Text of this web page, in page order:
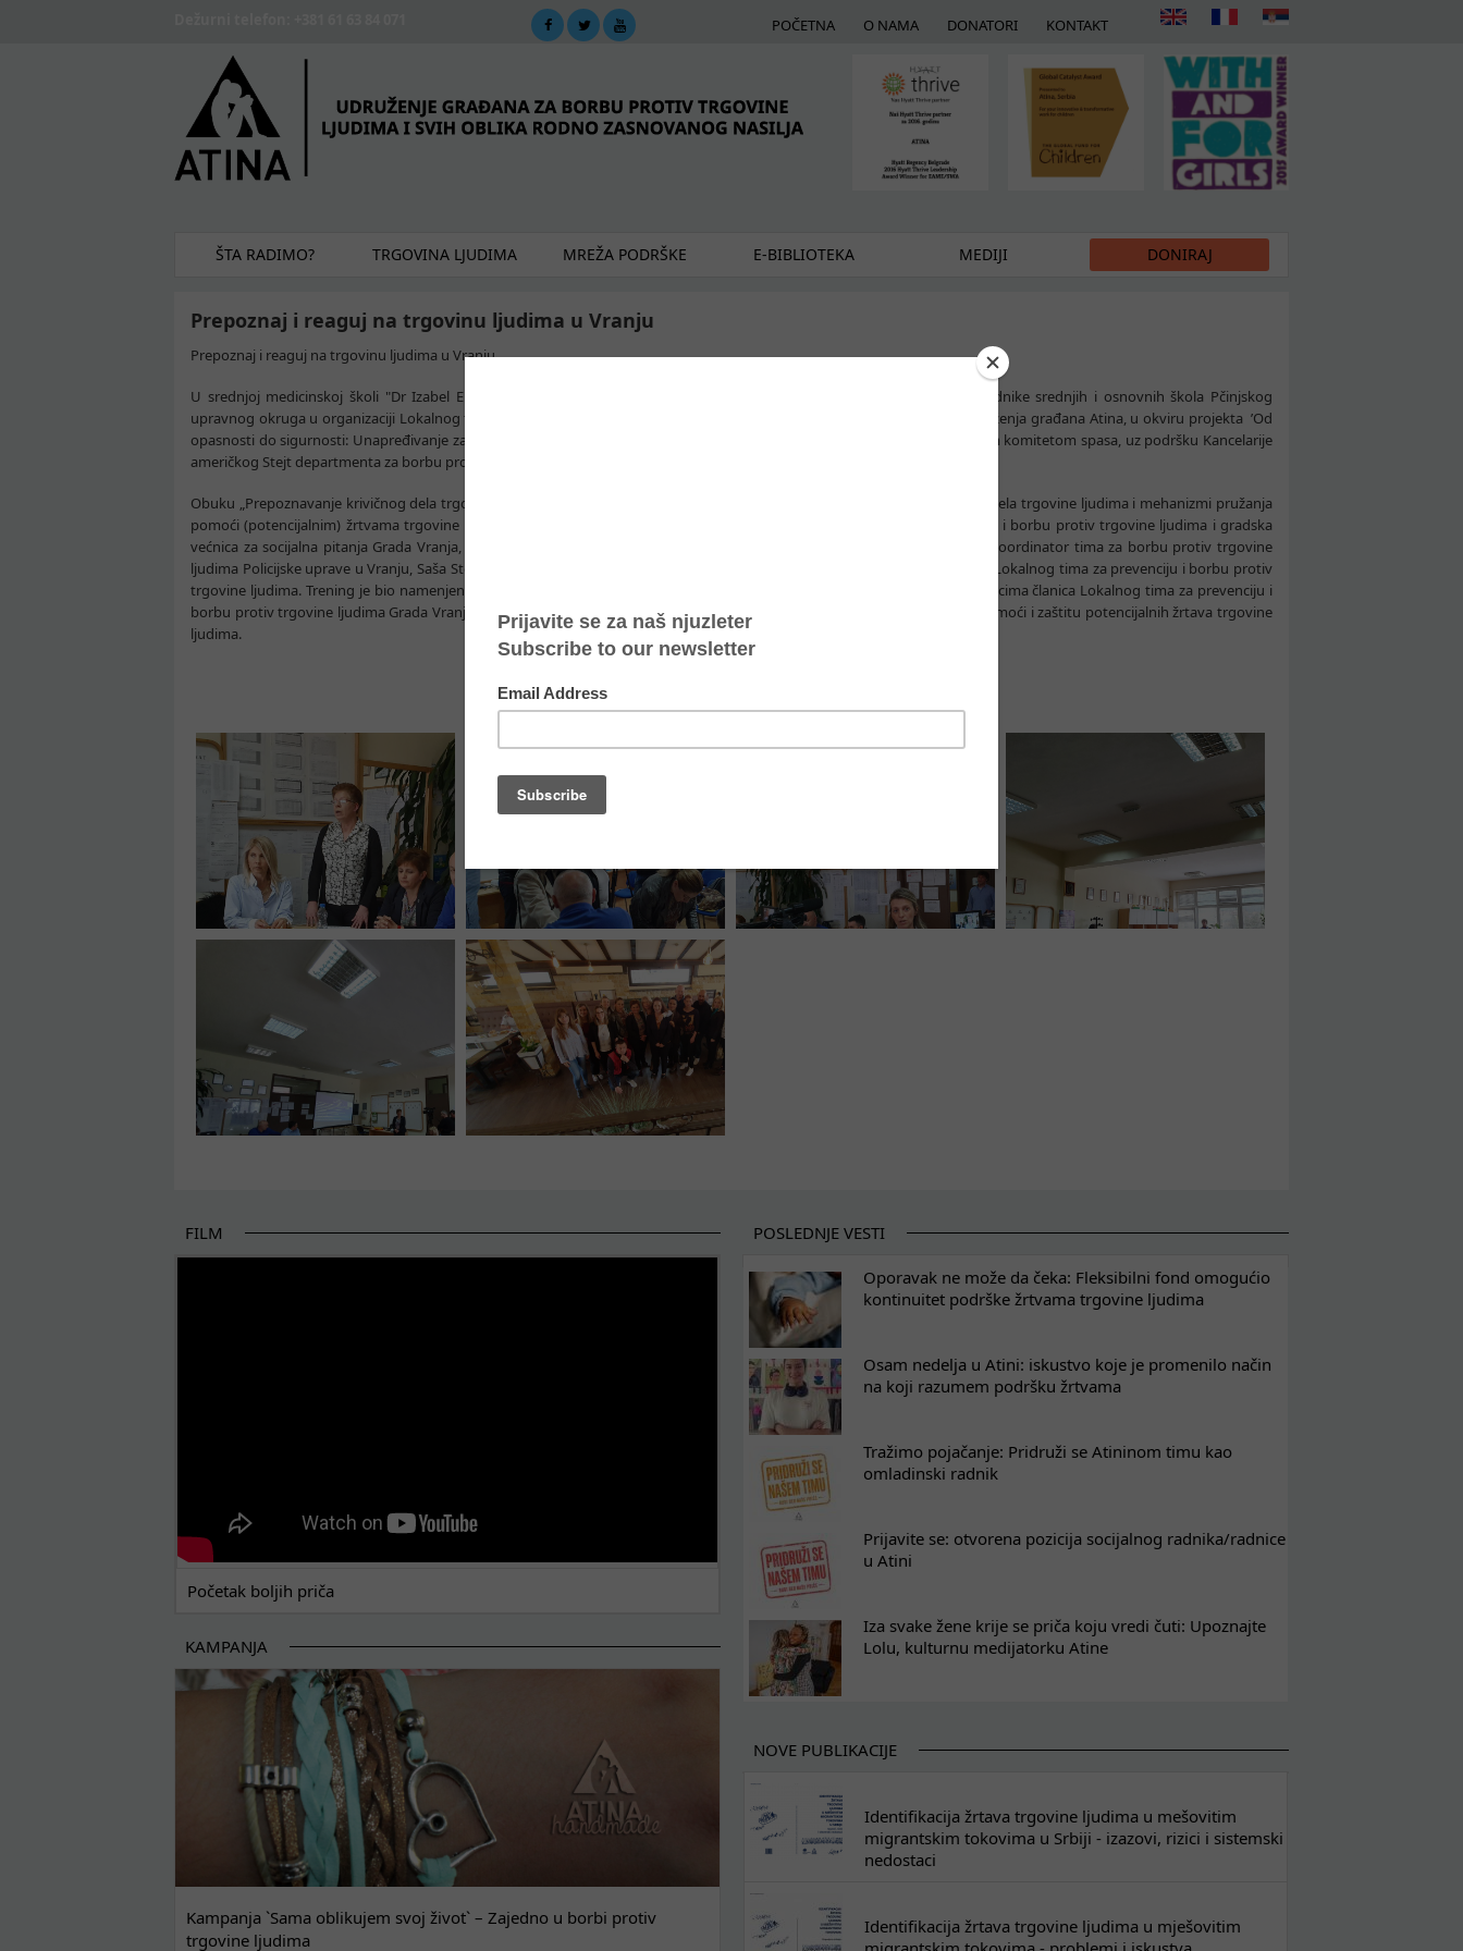
POČETNA O NAMA DONATORI KONTAKT
ŠTA RADIMO? TRGOVINA LJUDIMA MREŽA PODRŠKE E-BIBLIOTEKA MEDIJI DONIRAJ
Prepoznaj i reaguj na trgovinu ljudima u Vranju
Prepoznaj i reaguj na trgovinu ljudima u Vranju
U srednjoj medicinskoj školi "Dr Izabel Emsli Haton" u Vranju 10. maja 2019. godine održana je obuka za stručne saradnike srednjih i osnovnih škola Pčinjskog
upravnog okruga u organizaciji Lokalnog tima za prevenciju i borbu protiv trgovine ljudima Grada Vranja uz podršku Udruženja građana Atina, u okviru projekta ’Od
opasnosti do sigurnosti: Unapređivanje zaštite žrtava trgovine ljudima u Srbiji’ koji se sprovodi u saradnji sa Međunarodnim komitetom spasa, uz podršku Kancelarije
američkog Stejt departmenta za borbu protiv trgovine ljudima.
Obuku „Prepoznavanje krivičnog dela trgovina ljudima, oblici trgovine ljudima danas, identifikacija, prijavljivanje krivičnog dela trgovine ljudima i mehanizmi pružanja
pomoći (potencijalnim) žrtvama trgovine ljudima“ su vodili Danijela Milosavljević, predsednica Lokalnog tima za prevenciju i borbu protiv trgovine ljudima i gradska
većnica za socijalna pitanja Grada Vranja, Danijela Trajković, tužiteljka Višeg javnog tužilaštva u Vranju, Boban Đorđević, koordinator tima za borbu protiv trgovine
ljudima Policijske uprave u Vranju, Saša Stojanović, inspektor Policijske uprave u Vranju, Beba Кanački, potpredsednica i PR Lokalnog tima za prevenciju i borbu protiv
trgovine ljudima. Trening je bio namenjen pre svega stručnim radnicima i saradnicima srednjih i osnovnih škola, predstavnicima članica Lokalnog tima za prevenciju i
borbu protiv trgovine ljudima Grada Vranja i drugim relevantnim akterima, zaduženim za rano prepoznavanje i pružanje pomoći i zaštitu potencijalnih žrtava trgovine
ljudima.
FILM
Početak boljih priča
KAMPANJA
Kampanja `Sama oblikujem svoj život` – Zajedno u borbi protiv
trgovine ljudima
POSLEDNJE VESTI
Oporavak ne može da čeka: Fleksibilni fond omogućio
kontinuitet podrške žrtvama trgovine ljudima
Osam nedelja u Atini: iskustvo koje je promenilo način
na koji razumem podršku žrtvama
Tražimo pojačanje: Pridruži se Atininom timu kao
omladinski radnik
Prijavite se: otvorena pozicija socijalnog radnika/radnice
u Atini
Iza svake žene krije se priča koju vredi čuti: Upoznajte
Lolu, kulturnu medijatorku Atine
NOVE PUBLIKACIJE
Identifikacija žrtava trgovine ljudima u mešovitim
migrantskim tokovima u Srbiji - izazovi, rizici i sistemski
nedostaci
Identifikacija žrtava trgovine ljudima u mješovitim